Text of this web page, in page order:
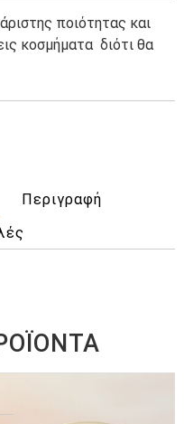
ποιότητας και
κοσμήματα διότι θα
Περιγραφή